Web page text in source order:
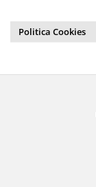
Politica Cookies